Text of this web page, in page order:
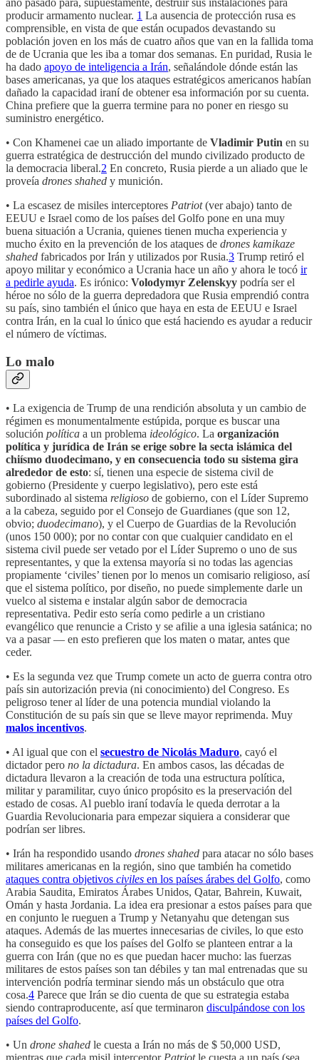
año pasado para, supuestamente, destruir sus instalaciones para
producir armamento nuclear. 1 La ausencia de protección rusa es
comprensible, en vista de que están ocupados devastando su
población joven en los más de cuatro años que van en la fallida toma
de de Ucrania que les iba a tomar dos semanas. En puridad, Rusia le
ha dado apoyo de inteligencia a Irán, señalándole dónde están las
bases americanas, ya que los ataques estratégicos americanos habían
dañado la capacidad iraní de obtener esa información por su cuenta.
China prefiere que la guerra termine para no poner en riesgo su
suministro energético.
• Con Khamenei cae un aliado importante de Vladimir Putin en su
guerra estratégica de destrucción del mundo civilizado producto de
la democracia liberal.2 En concreto, Rusia pierde a un aliado que le
proveía drones shahed y munición.
• La escasez de misiles interceptores Patriot(ver abajo) tanto de
EEUU e Israel como de los países del Golfo pone en una muy
buena situación a Ucrania, quienes tienen mucha experiencia y
mucho éxito en la prevención de los ataques de drones kamikaze
shahed fabricados por Irán y utilizados por Rusia.3 Trump retiró el
apoyo militar y económico a Ucrania hace un año y ahora le tocó ir
a pedirle ayuda. Es irónico: Volodymyr Zelenskyy podría ser el
héroe no sólo de la guerra depredadora que Rusia emprendió contra
su país, sino también el único que haya en esta de EEUU e Israel
contra Irán, en la cual lo único que está haciendo es ayudar a reducir
el número de víctimas.
Lo malo
• La exigencia de Trump de una rendición absoluta y un cambio de
régimen es monumentalmente estúpida, porque es buscar una
solución política a un problema ideológico. La organización
política y jurídica de Irán se erige sobre la secta islámica del
chiísmo duodecimano, y en consecuencia todo su sistema gira
alrededor de esto: sí, tienen una especie de sistema civil de
gobierno (Presidente y cuerpo legislativo), pero este está
subordinado al sistema religioso de gobierno, con el Líder Supremo
a la cabeza, seguido por el Consejo de Guardianes (que son 12,
obvio; duodecimano), y el Cuerpo de Guardias de la Revolución
(unos 150 000); por no contar con que cualquier candidato en el
sistema civil puede ser vetado por el Líder Supremo o uno de sus
representantes, y que la extensa mayoría si no todas las agencias
propiamente ‘civiles’ tienen por lo menos un comisario religioso, así
que el sistema político, por diseño, no puede simplemente darle un
vuelco al sistema e instalar algún sabor de democracia
representativa. Pedir esto sería como pedirle a un cristiano
evangélico que renuncie a Cristo y se afilie a una iglesia satánica; no
va a pasar — en esto prefieren que los maten o matar, antes que
ceder.
• Es la segunda vez que Trump comete un acto de guerra contra otro
país sin autorización previa (ni conocimiento) del Congreso. Es
peligroso tener al líder de una potencia mundial violando la
Constitución de su país sin que se lleve mayor reprimenda. Muy
malos incentivos.
• Al igual que con el secuestro de Nicolás Maduro, cayó el
dictador pero no la dictadura. En ambos casos, las décadas de
dictadura llevaron a la creación de toda una estructura política,
militar y paramilitar, cuyo único propósito es la preservación del
estado de cosas. Al pueblo iraní todavía le queda derrotar a la
Guardia Revolucionaria para empezar siquiera a considerar que
podrían ser libres.
• Irán ha respondido usando drones shahed para atacar no sólo bases
militares americanas en la región, sino que también ha cometido
ataques contra objetivos civiles en los países árabes del Golfo, como
Arabia Saudita, Emiratos Árabes Unidos, Qatar, Bahrein, Kuwait,
Omán y hasta Jordania. La idea era presionar a estos países para que
en conjunto le rueguen a Trump y Netanyahu que detengan sus
ataques. Además de las muertes innecesarias de civiles, lo que esto
ha conseguido es que los países del Golfo se planteen entrar a la
guerra con Irán (que no es que puedan hacer mucho: las fuerzas
militares de estos países son tan débiles y tan mal entrenadas que su
intervención podría terminar siendo más un obstáculo que otra
cosa.4 Parece que Irán se dio cuenta de que su estrategia estaba
siendo contraproducente, así que terminaron disculpándose con los
países del Golfo.
• Un drone shahed le cuesta a Irán no más de $ 50,000 USD,